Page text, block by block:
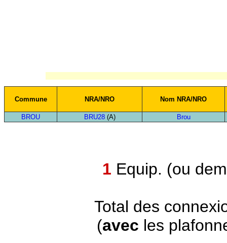
Commune NRA/NRO Nom NRA/NRO
BROU BRU28(A) Brou
1 Equip. (ou
Total des
(avec les